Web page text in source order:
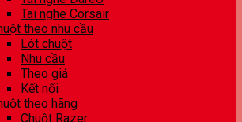
Tai nghe Corsair
theo nhu cầu
Lót chuột
Nhu cầu
Theo giá
Kết nối
theo hãng
Chuột Razer